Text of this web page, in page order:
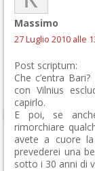
Massimo
27 Luglio 2010 alle
Post scriptum:
Che c’entra
con Vilnius
capirlo.
E poi, se
rimorchiare
avete a cuore
prevederei una
sotto i 30 anni di